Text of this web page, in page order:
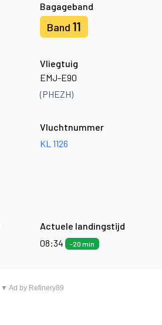
Bagageband
Band 11
Vliegtuig
EMJ-E90
(PHEZH)
Vluchtnummer
KL 1126
Actuele landingstijd
08:34
-20 min
▼ Ad by Refinery89